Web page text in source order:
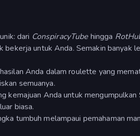
dari ConspiracyTube hingga
bekerja untuk Anda. Semakin banyak
Anda dalam roulette yang
semuanya.
kemajuan Anda untuk mengumpulkan
biasa.
tumbuh melampaui pemahaman